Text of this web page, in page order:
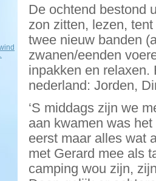
De ochtend bestond
zon zitten, lezen,
twee nieuw banden
zwanen/eenden
inpakken en relaxen.
nederland: Jorden,
‘S middags zijn we
aan kwamen was
eerst maar alles wat
met Gerard mee als
camping wou zijn,